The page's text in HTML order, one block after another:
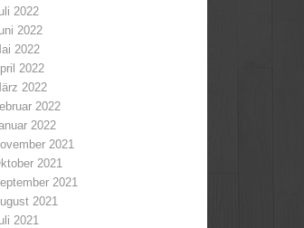
2022
2022
2022
2022
2022
2022
2022
2021
2021
2021
2021
2021